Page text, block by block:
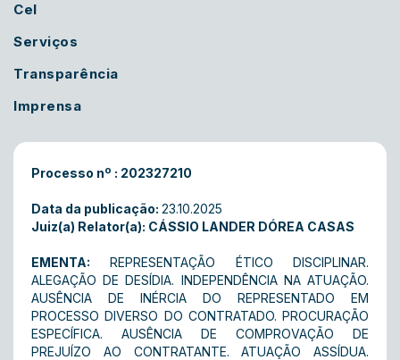
Cel
Serviços
Transparência
Imprensa
Processo nº : 202327210
Data da publicação: 23.10.2025
Juiz(a) Relator(a): CÁSSIO LANDER DÓREA CASAS
EMENTA: REPRESENTAÇÃO ÉTICO DISCIPLINAR.
ALEGAÇÃO DE DESÍDIA. INDEPENDÊNCIA NA ATUAÇÃO.
AUSÊNCIA DE INÉRCIA DO REPRESENTADO EM
PROCESSO DIVERSO DO CONTRATADO. PROCURAÇÃO
ESPECÍFICA. AUSÊNCIA DE COMPROVAÇÃO DE
PREJUÍZO AO CONTRATANTE. ATUAÇÃO ASSÍDUA.